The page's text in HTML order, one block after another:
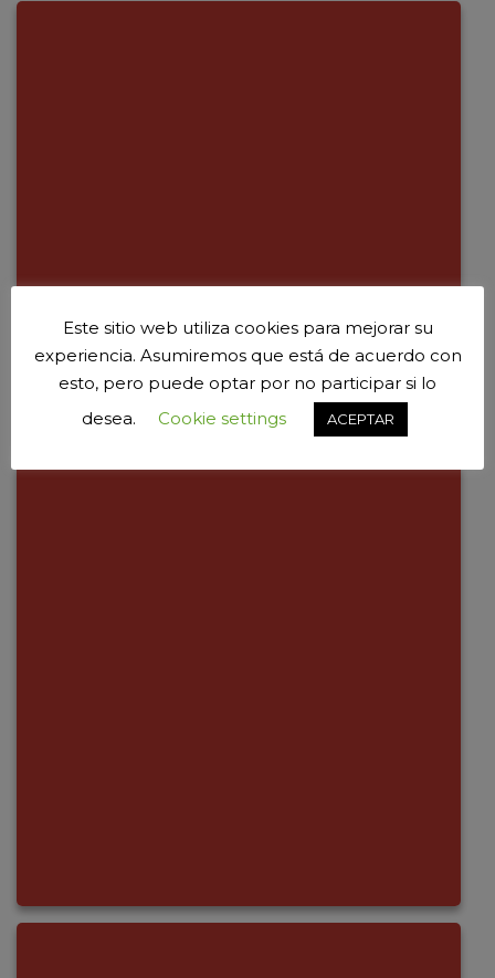
Este sitio web utiliza cookies para mejorar su
experiencia. Asumiremos que está de acuerdo con
esto, pero puede optar por no participar si lo
desea.
Cookie settings ACEPTAR